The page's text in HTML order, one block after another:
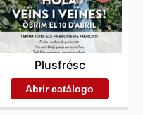
Plusfrésc
Abrir catálogo